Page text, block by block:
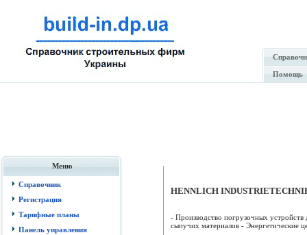
Помощь
Меню
Справочник
Регистрация
Тарифные планы
Панель управления
HENNLICH
- Производство погрузочных устройств
сыпучих материалов - Энергетические